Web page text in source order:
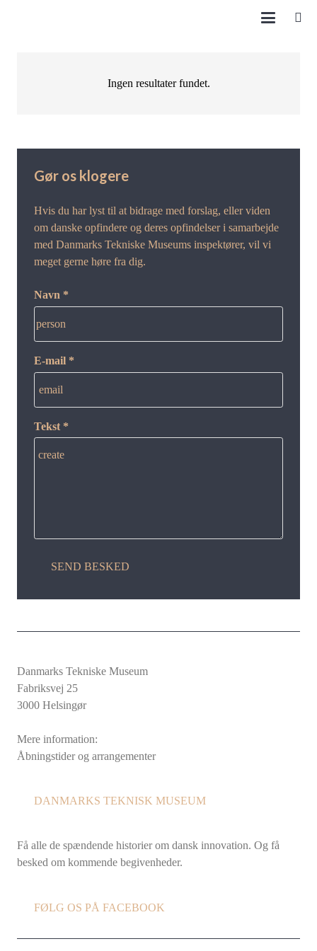
Ingen resultater fundet.
Gør os klogere
Hvis du har lyst til at bidrage med forslag, eller viden
om danske opfindere og deres opfindelser i samarbejde
med Danmarks Tekniske Museums inspektører, vil vi
meget gerne høre fra dig.
Navn *
person
E-mail *
email
Tekst *
create
SEND BESKED
Danmarks Tekniske Museum
Fabriksvej 25
3000 Helsingør
Mere information:
Åbningstider og arrangementer
DANMARKS TEKNISK MUSEUM
Få alle de spændende historier om dansk innovation. Og få
besked om kommende begivenheder.
FØLG OS PÅ FACEBOOK